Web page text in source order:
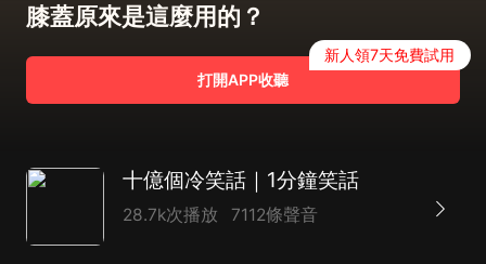
膝蓋原來是這麼用的？
打開APP收聽
新人領7天免費試用
十億個冷笑話｜1分鐘笑話
28.7k次播放 7112條聲音